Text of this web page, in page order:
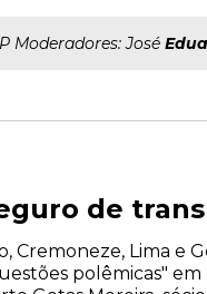
Moderadores: José
de
Cremoneze, Lima e
polêmicas"